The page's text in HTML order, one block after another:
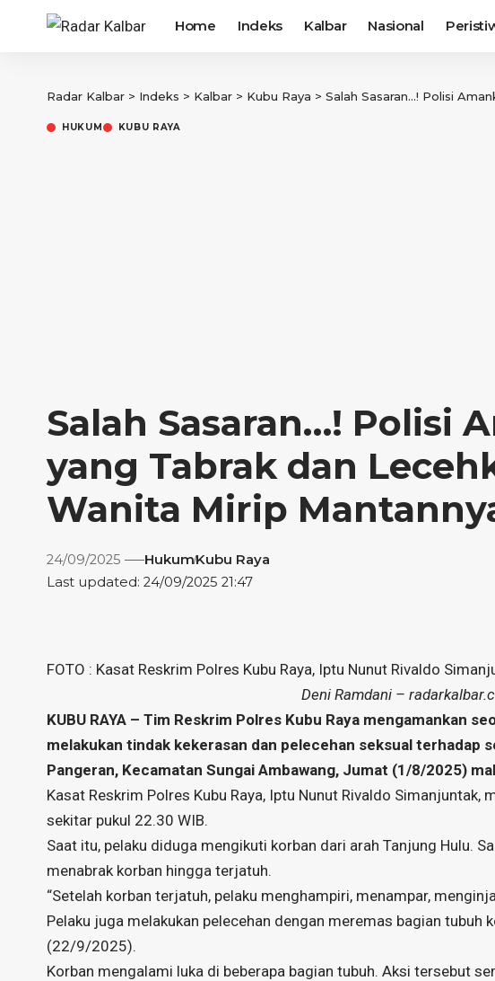
Home Indeks Kalbar Nasional
Radar Kalbar > Indeks > Kalbar > Kubu Raya > Salah Sasaran…! Polisi Amankan
HUKUM KUBU RAYA
Salah Sasaran…! Polisi
yang Tabrak dan
Wanita Mirip
Last updated: 24/09/2025 21:47
24/09/2025 HukumKubu Raya
FOTO : Kasat Reskrim Polres Kubu Raya, Iptu Nunut Rivaldo
Deni Ramdani –
KUBU RAYA – Tim Reskrim Polres Kubu Raya mengamankan
melakukan tindak kekerasan dan pelecehan seksual terhadap
Pangeran, Kecamatan Sungai Ambawang, Jumat (1/8/2025)
Kasat Reskrim Polres Kubu Raya, Iptu Nunut Rivaldo Simanjuntak,
sekitar pukul 22.30 WIB.
Saat itu, pelaku diduga mengikuti korban dari arah Tanjung Hulu.
menabrak korban hingga terjatuh.
“Setelah korban terjatuh, pelaku menghampiri, menampar,
Pelaku juga melakukan pelecehan dengan meremas bagian tubuh
(22/9/2025).
Korban mengalami luka di beberapa bagian tubuh. Aksi tersebut